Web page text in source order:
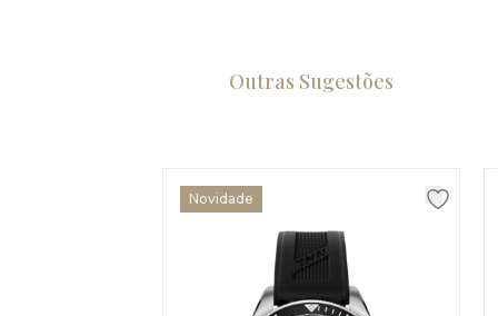
Outras Sugestões
Novidade